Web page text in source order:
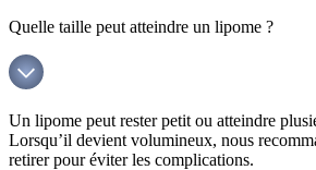
Quelle taille peut atteindre un lipome ?
Un lipome peut rester petit ou atteindre
Lorsqu’il devient volumineux, nous
retirer pour éviter les complications.